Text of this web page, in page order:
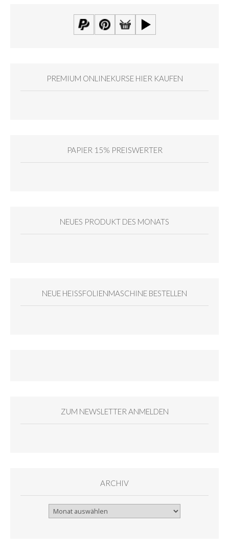
PREMIUM ONLINEKURSE HIER KAUFEN
PAPIER 15% PREISWERTER
NEUES PRODUKT DES MONATS
NEUE HEISSFOLIENMASCHINE BESTELLEN
ZUM NEWSLETTER ANMELDEN
ARCHIV
Archiv